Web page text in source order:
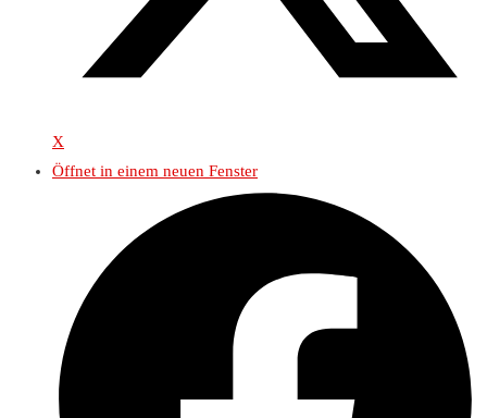
X
Öffnet in einem neuen Fenster